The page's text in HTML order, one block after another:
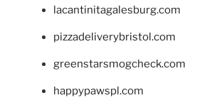
lacantinitagalesburg.com
pizzadeliverybristol.com
greenstarsmogcheck.com
happypawspl.com